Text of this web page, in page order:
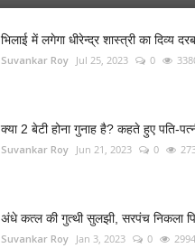
भिलाई में लगेगा धीरेन्द्र शास्त्री का दिव्य
Suvankar Roy Jul 25, 2023 0
क्या 2 बेटी होना गुनाह है? कहते हुए पति-
Suvankar Roy Jun 21, 2023 0
अंधे कत्ल की गुत्थी सुलझी, सरपंच निकला
Suvankar Roy Jan 3, 2023 0 2994